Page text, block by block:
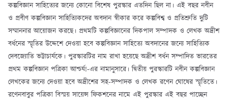
কল্পবিজ্ঞান সাহিত্যের জন্যে কোনো বিশেষ পুরস্কার এতদিন ছিল না। এই বছর নবীন
ও প্রবীণ কল্পবিজ্ঞান সাহিত্যিকদের অবদান স্বীকার করে কল্পবিশ্ব ও প্রতিশ্রুতি দুটি
সম্মাননার আয়োজন করছে। প্রথমটি কল্পবিজ্ঞানের দিকপাল সম্পাদক ও লেখক অদ্রীশ
বর্ধনের স্মৃতির উদ্দেশে দেওয়া হবে কল্পবিজ্ঞান সাহিত্যে অবদানের জন্যে সাহিত্যিক
দেবজ্যোতি ভট্টাচার্যকে। পুরস্কারটির নাম রাখা হয়েছে অদ্রীশ বর্ধন সম্পাদিত ভারতের
প্রথম কল্পবিজ্ঞান পত্রিকা আশ্চর্য!-এর নামানুসারে। দ্বিতীয় পুরস্কারটি নবীন কল্পবিজ্ঞান
লেখকের জন্যে দেওয়া হবে অদ্রীশের সহ-সম্পাদক ও লেখক রণেন ঘোষের স্মৃতিতে।
রণেনবাবুর পত্রিকা বিস্ময় সায়েন্স ফিকশনের নামে এই পুরস্কার এই বছর পাচ্ছেন